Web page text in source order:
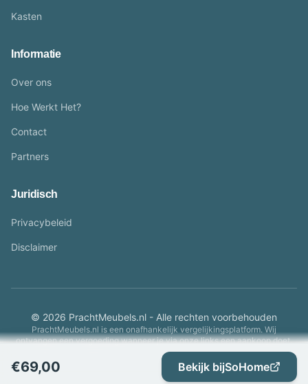
€69,00 Bekijk bijSoHome
Kasten
Informatie
Over ons
Hoe Werkt Het?
Contact
Partners
Juridisch
Privacybeleid
Disclaimer
© 2026 PrachtMeubels.nl - Alle rechten voorbehouden
PrachtMeubels.nl is een onafhankelijk vergelijkingsplatform. Wij
ontvangen een vergoeding wanneer je via onze links een aankoop doet.